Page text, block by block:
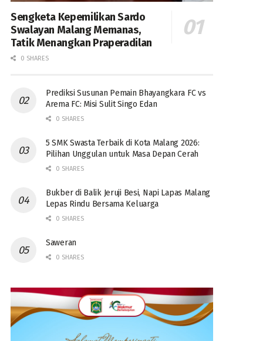
Sengketa Kepemilikan Sardo
Swalayan Malang Memanas,
Tatik Menangkan Praperadilan
0 SHARES
Prediksi Susunan Pemain Bhayangkara FC vs
Arema FC: Misi Sulit Singo Edan
0 SHARES
5 SMK Swasta Terbaik di Kota Malang 2026:
Pilihan Unggulan untuk Masa Depan Cerah
0 SHARES
Bukber di Balik Jeruji Besi, Napi Lapas Malang
Lepas Rindu Bersama Keluarga
0 SHARES
Saweran
0 SHARES